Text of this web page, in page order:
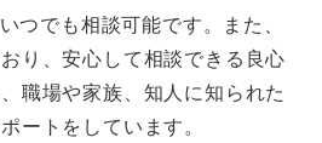
いつでも相談可能です。また、
り、安心して相談できる良心
職場や家族、知人に知られた
ートをしています。